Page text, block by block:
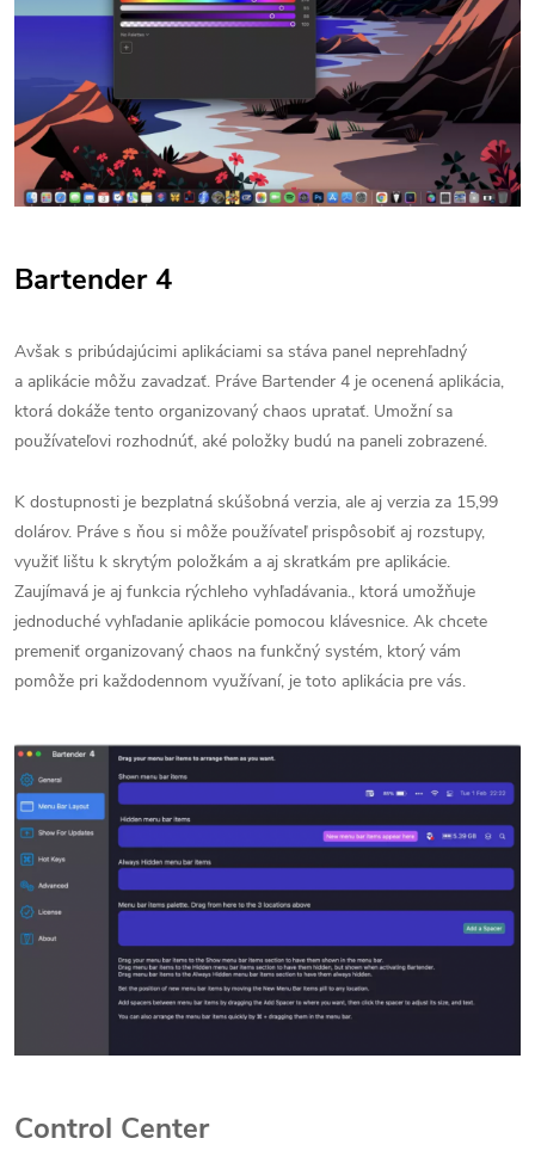
Bartender 4
Avšak s pribúdajúcimi aplikáciami sa stáva panel neprehľadný
a aplikácie môžu zavadzať. Práve Bartender 4 je ocenená aplikácia,
ktorá dokáže tento organizovaný chaos upratať. Umožní sa
používateľovi rozhodnúť, aké položky budú na paneli zobrazené.
K dostupnosti je bezplatná skúšobná verzia, ale aj verzia za 15,99
dolárov. Práve s ňou si môže používateľ prispôsobiť aj rozstupy,
využiť lištu k skrytým položkám a aj skratkám pre aplikácie.
Zaujímavá je aj funkcia rýchleho vyhľadávania., ktorá umožňuje
jednoduché vyhľadanie aplikácie pomocou klávesnice. Ak chcete
premeniť organizovaný chaos na funkčný systém, ktorý vám
pomôže pri každodennom využívaní, je toto aplikácia pre vás.
Control Center